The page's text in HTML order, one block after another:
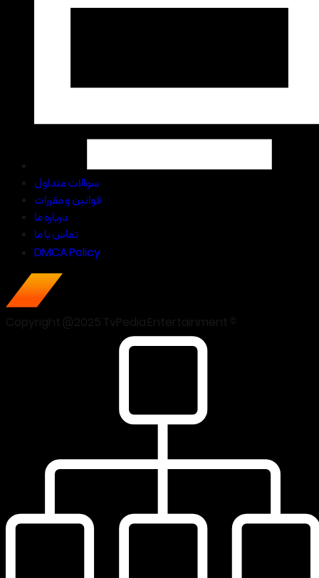
سوالات متداول
قوانین و مقررات
درباره ما
تماس با ما
DMCA Policy